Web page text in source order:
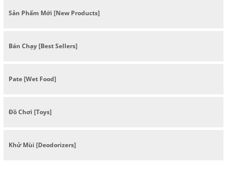
Sản Phẩm Mới [New Products]
Bán Chạy [Best Sellers]
Pate [Wet Food]
Đồ Chơi [Toys]
Khử Mùi [Deodorizers]